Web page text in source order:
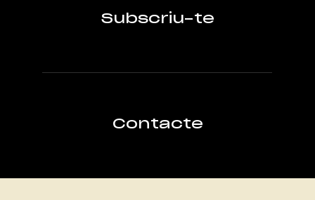
Subscriu-te
Contacte